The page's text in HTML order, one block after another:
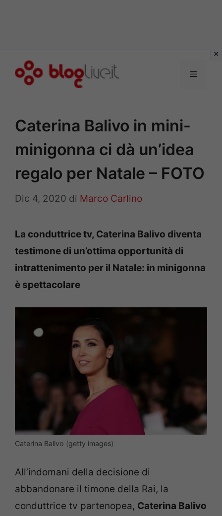
Menu
Caterina Balivo in mini-
minigonna ci dà un’idea
regalo per Natale – FOTO
Dic 4, 2020 di Marco Carlino
La conduttrice tv, Caterina Balivo diventa
testimone di un’ottima opportunità di
intrattenimento per il Natale: in minigonna
è spettacolare
Caterina Balivo (getty images)
All’indomani della decisione di
abbandonare il timone della Rai, la
conduttrice tv partenopea, Caterina Balivo